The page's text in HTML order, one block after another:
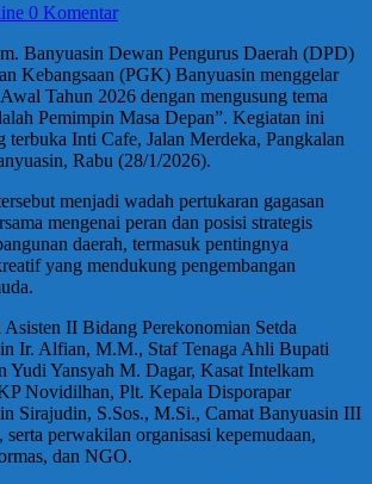
0 Komentar
Banyuasin Dewan Pengurus Daerah (DPD)
Kebangsaan (PGK) Banyuasin menggelar
Tahun 2026 dengan mengusung tema
Pemimpin Masa Depan”. Kegiatan ini
terbuka Inti Cafe, Jalan Merdeka, Pangkalan
Rabu (28/1/2026).
menjadi wadah pertukaran gagasan
mengenai peran dan posisi strategis
daerah, termasuk pentingnya
yang mendukung pengembangan
II Bidang Perekonomian Setda
Ir. Alfian, M.M., Staf Tenaga Ahli Bupati
Yudi Yansyah M. Dagar, Kasat Intelkam
Novidilhan, Plt. Kepala Disporapar
Sirajudin, S.Sos., M.Si., Camat Banyuasin III
serta perwakilan organisasi kepemudaan,
dan NGO.